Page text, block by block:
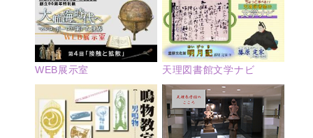
WEB展示室 天理図書館文学ナビ